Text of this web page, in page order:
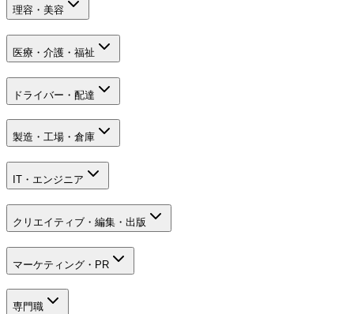
理容・美容
医療・介護・福祉
ドライバー・配達
製造・工場・倉庫
IT・エンジニア
クリエイティブ・編集・出版
マーケティング・PR
専門職